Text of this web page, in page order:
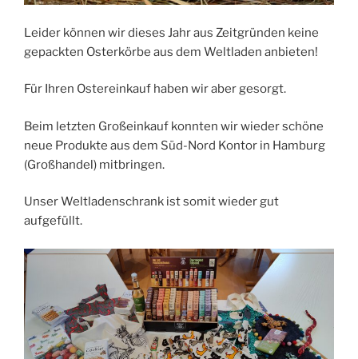
Leider können wir dieses Jahr aus Zeitgründen keine
gepackten Osterkörbe aus dem Weltladen anbieten!
Für Ihren Ostereinkauf haben wir aber gesorgt.
Beim letzten Großeinkauf konnten wir wieder schöne
neue Produkte aus dem Süd-Nord Kontor in Hamburg
(Großhandel) mitbringen.
Unser Weltladenschrank ist somit wieder gut
aufgefüllt.